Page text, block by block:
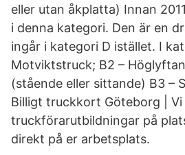
eller utan åkplatta) Innan
i denna kategori. Den är en
ingår i kategori D istället. I
Motviktstruck; B2 –
(stående eller sittande) B3 –
Billigt truckkort Göteborg | Vi
truckförarutbildningar på
direkt på er arbetsplats.